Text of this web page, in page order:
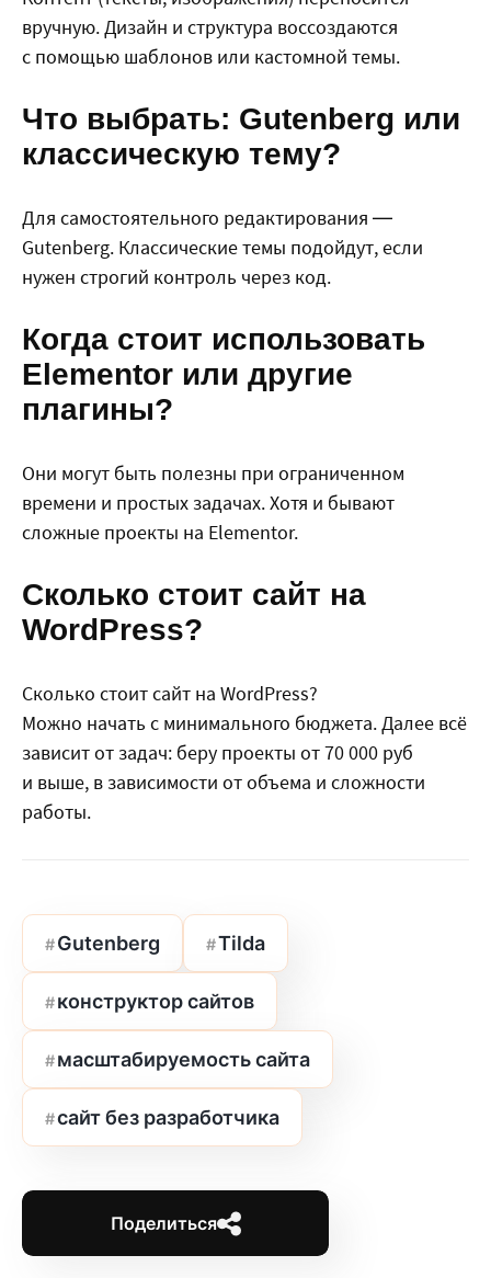
вручную. Дизайн и структура воссоздаются
с помощью шаблонов или кастомной темы.
Что выбрать: Gutenberg или
классическую тему?
Для самостоятельного редактирования —
Gutenberg. Классические темы подойдут, если
нужен строгий контроль через код.
Когда стоит использовать
Elementor или другие
плагины?
Они могут быть полезны при ограниченном
времени и простых задачах. Хотя и бывают
сложные проекты на Elementor.
Сколько стоит сайт на
WordPress?
Сколько стоит сайт на WordPress?
Можно начать с минимального бюджета. Далее всё
зависит от задач: беру проекты от 70 000 руб
и выше, в зависимости от объема и сложности
работы.
Теги
Gutenberg Tilda
конструктор сайтов
масштабируемость сайта
сайт без разработчика
Поделиться